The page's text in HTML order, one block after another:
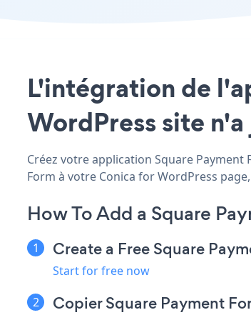
L'intégration de
WordPress site
Créez votre application Square
Form à votre Conica for WordPress
How To Add a Square
Create a Free Square
Start for free now
Copier Square Payment